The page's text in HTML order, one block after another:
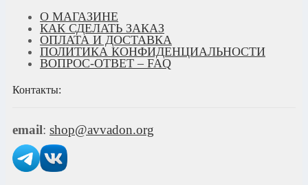
О МАГАЗИНЕ
КАК СДЕЛАТЬ ЗАКАЗ
ОПЛАТА И ДОСТАВКА
ПОЛИТИКА КОНФИДЕНЦИАЛЬНОСТИ
ВОПРОС-ОТВЕТ – FAQ
Контакты:
email: shop@avvadon.org